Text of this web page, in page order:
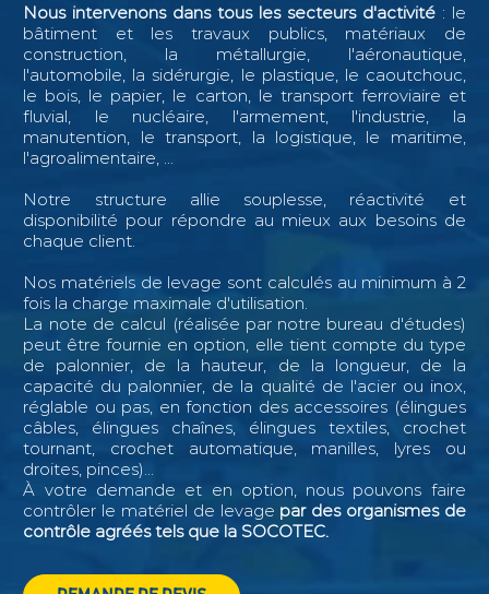
Nous intervenons dans tous les secteurs d'activité: le
bâtiment et les travaux publics, matériaux de
construction, la métallurgie, l'aéronautique,
l'automobile, la sidérurgie, le plastique, le caoutchouc,
le bois, le papier, le carton, le transport ferroviaire et
fluvial, le nucléaire, l'armement, l'industrie, la
manutention, le transport, la logistique, le maritime,
l'agroalimentaire, ...
Notre structure allie souplesse, réactivité et
disponibilité pour répondre au mieux aux besoins de
chaque client.
Nos matériels de levage sont calculés au minimum à 2
fois la charge maximale d'utilisation.
La note de calcul (réalisée par notre bureau d'études)
peut être fournie en option, elle tient compte du type
de palonnier, de la hauteur, de la longueur, de la
capacité du palonnier, de la qualité de l'acier ou inox,
réglable ou pas, en fonction des accessoires (élingues
câbles, élingues chaînes, élingues textiles, crochet
tournant, crochet automatique, manilles, lyres ou
droites, pinces)...
À votre demande et en option, nous pouvons faire
contrôler le matériel de levage par des organismes de
contrôle agréés tels que la SOCOTEC.